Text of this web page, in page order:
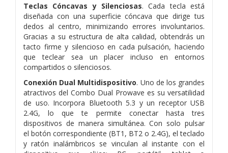
Teclas Cóncavas y Silenciosas. Cada tecla está
diseñada con una superficie cóncava que dirige tus
dedos al centro, minimizandoerrores involuntarios.
Gracias a su estructura de alta calidad, obtendrás un
tacto firme y silencioso en cada pulsación, haciendo
queteclear sea un placer incluso en entornos
compartidos o silenciosos.
Conexión Dual Multidispositivo. Uno de los grandes
atractivos del Combo Dual Prowave es su versatilidad
de uso. Incorpora Bluetooth 5.3 y un receptor USB
2.4G, lo que te permite conectar hasta tres
dispositivos de manera simultánea. Con solo pulsar
el botón correspondiente (BT1, BT2 o 2.4G), el teclado
y ratón inalámbricos se vinculan al instante con el